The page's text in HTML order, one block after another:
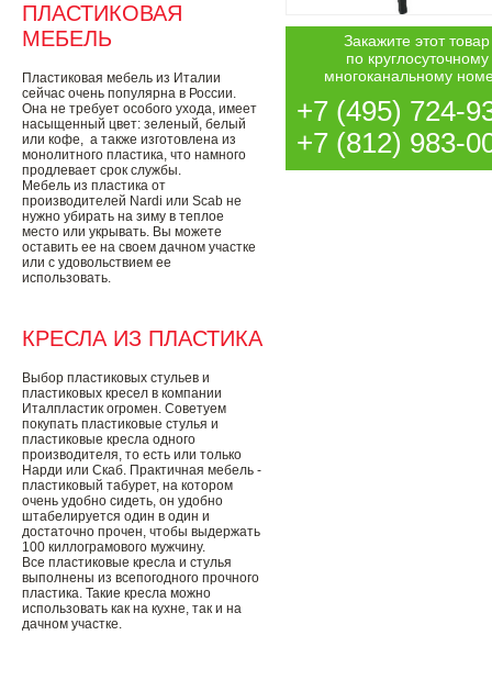
ПЛАСТИКОВАЯ
МЕБЕЛЬ
Пластиковая мебель из Италии
сейчас очень популярна в России.
Она не требует особого ухода, имеет
насыщенный цвет: зеленый, белый
или кофе, а также изготовлена из
монолитного пластика, что намного
продлевает срок службы.
Мебель из пластика от
производителей Nardi или Scab не
нужно убирать на зиму в теплое
место или укрывать. Вы можете
оставить ее на своем дачном участке
или с удовольствием ее
использовать.
КРЕСЛА ИЗ ПЛАСТИКА
Выбор пластиковых стульев и
пластиковых кресел в компании
Италпластик огромен. Советуем
покупать пластиковые стулья и
пластиковые кресла одного
производителя, то есть или только
Нарди или Скаб. Практичная мебель -
пластиковый табурет, на котором
очень удобно сидеть, он удобно
штабелируется один в один и
достаточно прочен, чтобы выдержать
100 киллограмового мужчину.
Все пластиковые кресла и стулья
выполнены из всепогодного прочного
пластика. Такие кресла можно
использовать как на кухне, так и на
дачном участке.
Закажите этот товар
по круглосуточному
многоканальному
+7 (495) 724-
+7 (812) 983-